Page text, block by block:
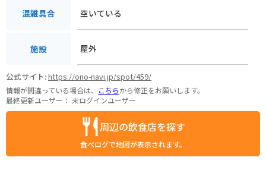
混雑具合 空いている
施設 屋外
公式サイト:https://ono-navi.jp/spot/459/
情報が間違っている場合は、 こちらから修正をお願いします。
最終更新ユーザー： 未ログインユーザー
周辺の飲食店を探す
食べログで地図が表示されます。